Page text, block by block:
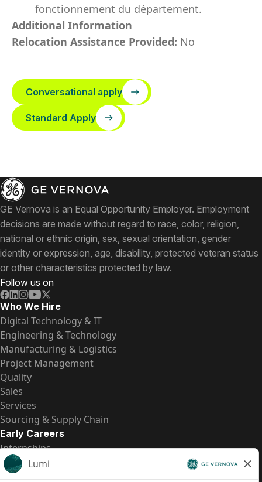
fonctionnement du département.
Additional Information
Relocation Assistance Provided: No
Conversational apply
Standard Apply
GE Vernova is an Equal Opportunity Employer. Employment
decisions are made without regard to race, color, religion,
national or ethnic origin, sex, sexual orientation, gender
identity or expression, age, disability, protected veteran status
or other characteristics protected by law.
Follow us on
Who We Hire
Digital Technology & IT
Engineering & Technology
Manufacturing & Logistics
Project Management
Quality
Sales
Services
Sourcing & Supply Chain
Early Careers
Internships
Entry-Level Positions
All Opportunities